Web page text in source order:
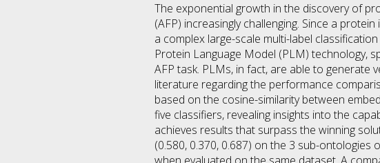
The exponential growth in the discovery of
(AFP) increasingly challenging. Since a
a complex large-scale multi-label
Protein Language Model (PLM) technology,
AFP task. PLMs, in fact, are able to generate
literature regarding the performance
based on the cosine-similarity between
five classifiers, revealing insights into the
achieves results that surpass the winning
(0.580, 0.370, 0.687) on the 3 sub-ontologies